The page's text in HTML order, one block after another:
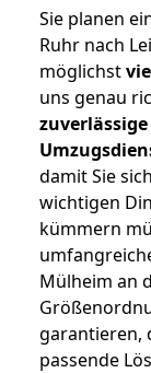
Sie planen
Ruhr nach
möglichst
uns genau
zuverlässige
damit Sie
wichtigen
kümmern
Mülheim an
garantieren,
passende